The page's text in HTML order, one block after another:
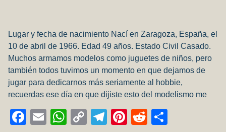
Lugar y fecha de nacimiento Nací en Zaragoza, España, el
10 de abril de 1966. Edad 49 años. Estado Civil Casado.
Muchos armamos modelos como juguetes de niños, pero
también todos tuvimos un momento en que dejamos de
jugar para dedicarnos más seriamente al hobbie,
recuerdas ese día en que dijiste esto del modelismo me
Facebook
EmailWhatsApp
CopyTelegram
Pinterest
Reddit